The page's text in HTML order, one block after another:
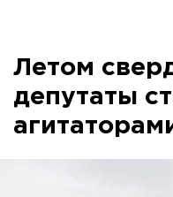
Летом
депутаты